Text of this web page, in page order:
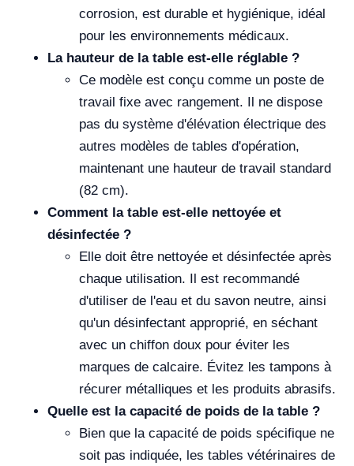
corrosion, est durable et hygiénique, idéal
pour les environnements médicaux.
La hauteur de la table est-elle réglable ?
Ce modèle est conçu comme un poste de
travail fixe avec rangement. Il ne dispose
pas du système d'élévation électrique des
autres modèles de tables d'opération,
maintenant une hauteur de travail standard
(82 cm).
Comment la table est-elle nettoyée et
désinfectée ?
Elle doit être nettoyée et désinfectée après
chaque utilisation. Il est recommandé
d'utiliser de l'eau et du savon neutre, ainsi
qu'un désinfectant approprié, en séchant
avec un chiffon doux pour éviter les
marques de calcaire. Évitez les tampons à
récurer métalliques et les produits abrasifs.
Quelle est la capacité de poids de la table ?
Bien que la capacité de poids spécifique ne
soit pas indiquée, les tables vétérinaires de